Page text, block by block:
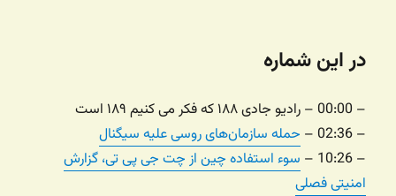
در این شماره
– 00:00 – رادیو جادی ۱۸۸ که فکر می کنیم ۱۸۹ است
– 02:36 –
حمله سازمان‌های روسی علیه سیگنال
– 10:26 –
سوء استفاده چین از چت جی پی تی، گزارش
امنیتی فصلی